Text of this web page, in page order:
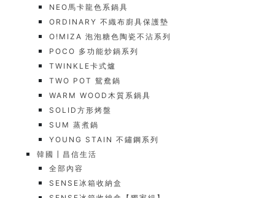
NEO馬卡龍色系鍋具
ORDINARY 不織布廚具保護墊
O!MIZA 泡泡糖色陶瓷不沾系列
POCO 多功能炒鍋系列
TWINKLE卡式爐
TWO POT 鴛鴦鍋
WARM WOOD木質系鍋具
SOLID方形烤盤
SUM 蒸煮鍋
YOUNG STAIN 不鏽鋼系列
韓國┃昌信生活
全部內容
SENSE冰箱收納盒